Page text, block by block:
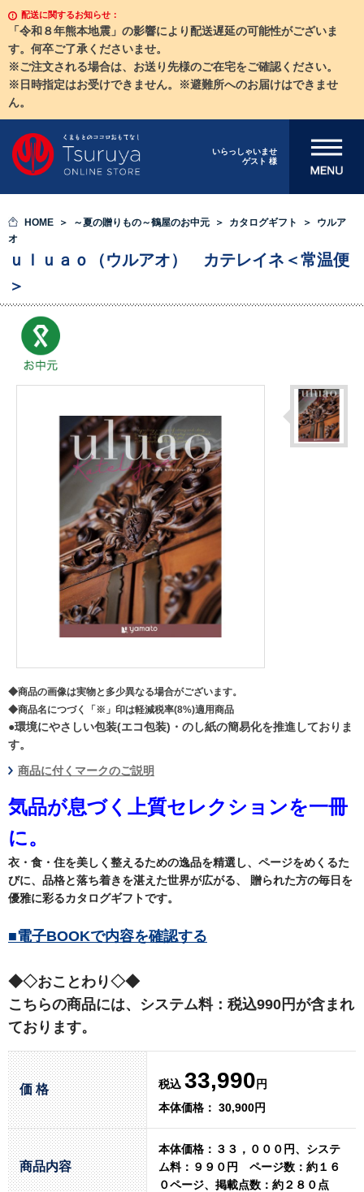
配送に関するお知らせ：
「令和８年熊本地震」の影響により配送遅延の可能性がございま
す。何卒ご了承くださいませ。
※ご注文される場合は、お送り先様のご在宅をご確認ください。
※日時指定はお受けできません。※避難所へのお届けはできませ
ん。
いらっしゃいませ
ゲスト 様
メニューを開
HOME ～夏の贈りもの～鶴屋のお中元 カタログギフト
ウルア
オ
ｕｌｕａｏ（ウルアオ） カテレイネ＜常温便
＞
◆商品の画像は実物と多少異なる場合がございます。
◆商品名につづく「※」印は軽減税率(8%)適用商品
●環境にやさしい包装(エコ包装)・のし紙の簡易化を推進しておりま
す。
商品に付くマークのご説明
気品が息づく上質セレクションを一冊
に。
衣・食・住を美しく整えるための逸品を精選し、ページをめくるた
びに、品格と落ち着きを湛えた世界が広がる、 贈られた方の毎日を
優雅に彩るカタログギフトです。
■電子BOOKで内容を確認する
◆◇おことわり◇◆
こちらの商品には、システム料：税込990円が含まれ
ております。
価 格 税込 33,990 円
本体価格： 30,900円
商品内容
本体価格：３３，０００円、システ
ム料：９９０円 ページ数：約１６
０ページ、掲載点数：約２８０点